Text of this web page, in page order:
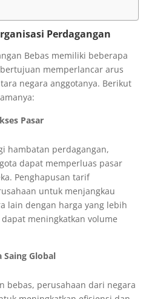
Perdagangan
Bebas memiliki beberapa
memperlancar arus
negara anggotanya. Berikut
Pasar
hambatan perdagangan,
dapat memperluas pasar
Penghapusan tarif
untuk menjangkau
lain dengan harga yang lebih
meningkatkan volume
Saing Global
bebas, perusahaan dari negara